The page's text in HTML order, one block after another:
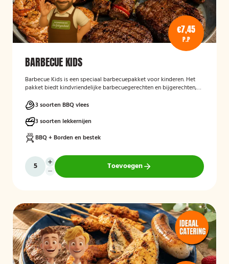
€7,45
P.P
BARBECUE KIDS
Barbecue Kids is een speciaal barbecuepakket voor kinderen. Het
pakket biedt kindvriendelijke barbecuegerechten en bijgerechten,
BBQ-ervaring tijdens een feest, familiedag of andere gelegenheid.
3 soorten BBQ vlees
3 soorten lekkernijen
BBQ + Borden en bestek
Toevoegen